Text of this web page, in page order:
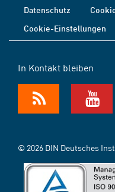
Datenschutz
Cookie-Einstellungen
In Kontakt bleiben
© 2026 DIN Deutsches